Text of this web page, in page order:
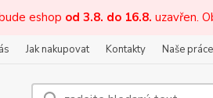
eshop od 3.8. do 16.8. uzavřen.
Jak nakupovat Kontakty Naše práce